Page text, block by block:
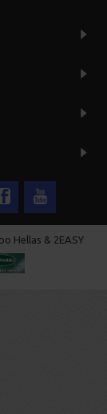
Hellas & 2EASY